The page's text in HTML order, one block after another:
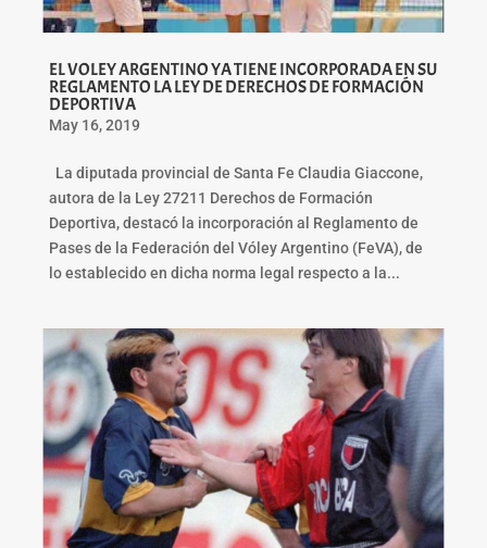
EL VOLEY ARGENTINO YA TIENE INCORPORADA EN SU
REGLAMENTO LA LEY DE DERECHOS DE FORMACIÓN
DEPORTIVA
May 16, 2019
La diputada provincial de Santa Fe Claudia Giaccone,
autora de la Ley 27211 Derechos de Formación
Deportiva, destacó la incorporación al Reglamento de
Pases de la Federación del Vóley Argentino (FeVA), de
lo establecido en dicha norma legal respecto a la...